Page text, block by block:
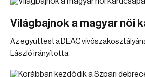
Világbajnok a magyar női
Az együttest a DEAC
László irányította.